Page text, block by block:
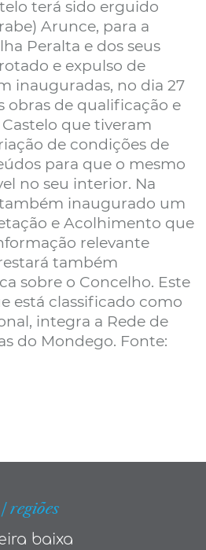
terá sido erguido
Arunce, para a
Peralta e dos seus
e expulso de
inauguradas, no dia 27
obras de qualificação e
que tiveram
de condições de
para que o mesmo
no seu interior. Na
inaugurado um
e Acolhimento que
relevante
também
sobre o Concelho. Este
está classificado como
integra a Rede de
do Mondego. Fonte:
| regiões
baixa